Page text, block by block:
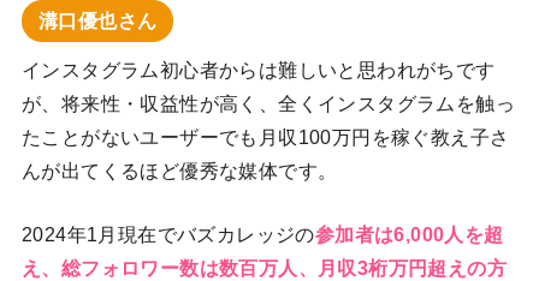
溝口優也さん
インスタグラム初心者からは難しいと思われがちです
が、将来性・収益性が高く、全くインスタグラムを触っ
たことがないユーザーでも月収100万円を稼ぐ教え子さ
んが出てくるほど優秀な媒体です。
2024年1月現在でバズカレッジの参加者は6,000人を超
え、総フォロワー数は数百万人、月収3桁万円超えの方